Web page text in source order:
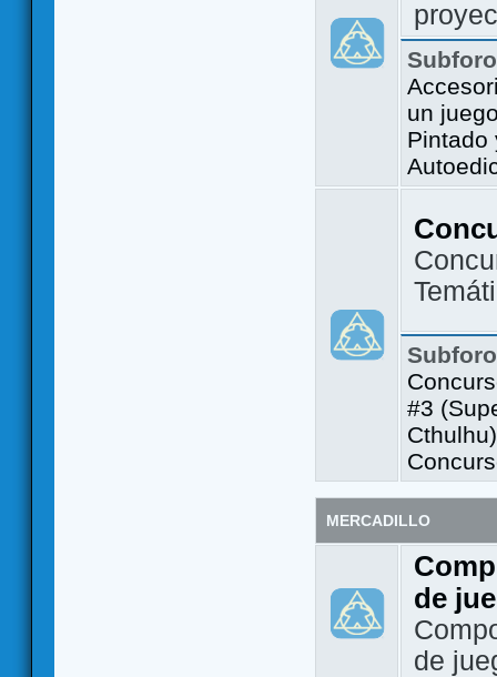
un
Pintado
#3
Cthulhu)
MERCADILLO
de
de